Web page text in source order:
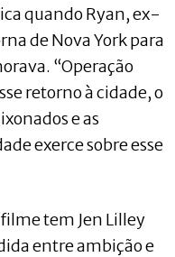
quando Ryan, ex-
de Nova York para
“Operação
retorno à cidade, o
e as
exerce sobre esse
tem Jen Lilley
entre ambição e